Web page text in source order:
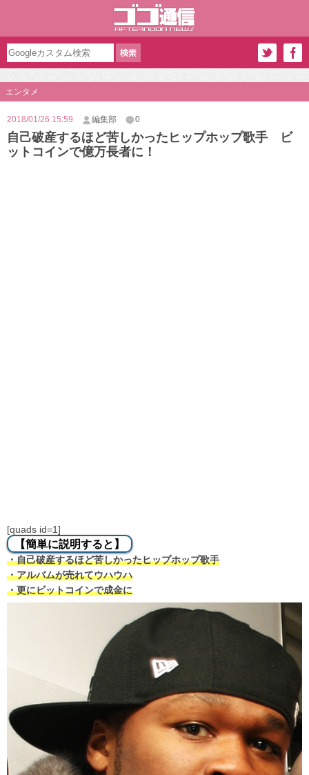
エンタメ
2018/01/26 15:59 編集部 0
自己破産するほど苦しかったヒップホップ歌手 ビ
ットコインで億万長者に！
[quads id=1]
【簡単に説明すると】
・自己破産するほど苦しかったヒップホップ歌手
・アルバムが売れてウハウハ
・更にビットコインで成金に